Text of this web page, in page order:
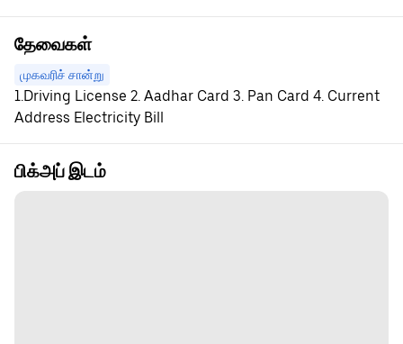
தேவைகள்
முகவரிச் சான்று
1.Driving License 2. Aadhar Card 3. Pan Card 4. Current
Address Electricity Bill
பிக்அப் இடம்